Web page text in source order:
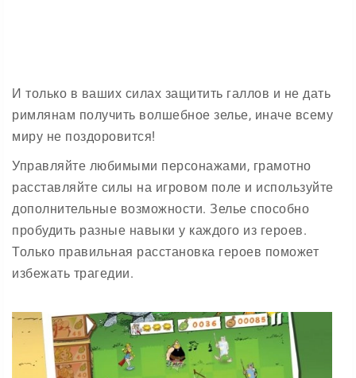
И только в ваших силах защитить галлов и не дать
римлянам получить волшебное зелье, иначе всему
миру не поздоровится!
Управляйте любимыми персонажами, грамотно
расставляйте силы на игровом поле и используйте
дополнительные возможности. Зелье способно
пробудить разные навыки у каждого из героев.
Только правильная расстановка героев поможет
избежать трагедии.